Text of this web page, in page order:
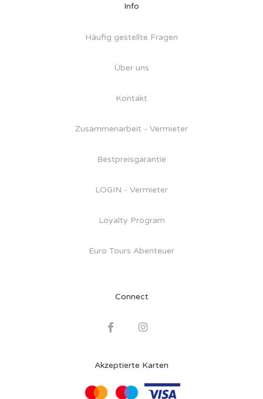
Info
Häufig gestellte Fragen
Über uns
Kontakt
Zusammenarbeit - Vermieter
Bestpreisgarantie
LOGIN - Vermieter
Loyalty Program
Euro Tours Abenteuer
Connect
Akzeptierte Karten